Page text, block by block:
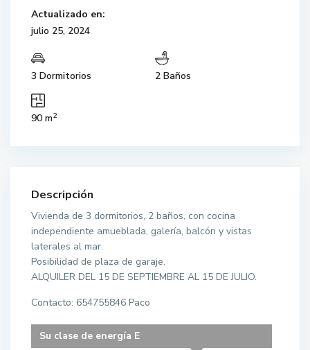
Actualizado en:
julio 25, 2024
3 Dormitorios 2 Baños
90 m2
Descripción
Vivienda de 3 dormitorios, 2 baños, con cocina
independiente amueblada, galería, balcón y vistas
laterales al mar.
Posibilidad de plaza de garaje.
ALQUILER DEL 15 DE SEPTIEMBRE AL 15 DE JULIO.
Contacto: 654755846 Paco
Su clase de energía E